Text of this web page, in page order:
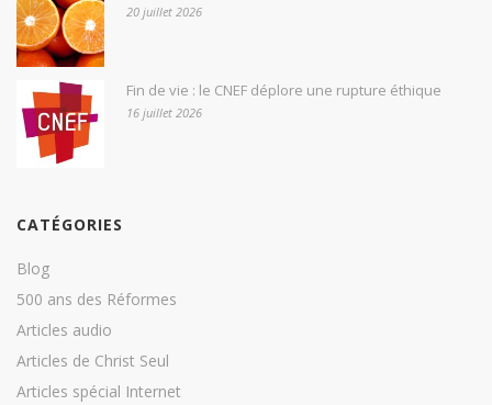
20 juillet 2026
Fin de vie : le CNEF déplore une rupture éthique
16 juillet 2026
CATÉGORIES
Blog
500 ans des Réformes
Articles audio
Articles de Christ Seul
Articles spécial Internet